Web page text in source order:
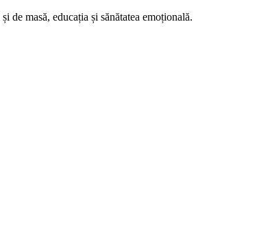
masă, educația și sănătatea emoțională.